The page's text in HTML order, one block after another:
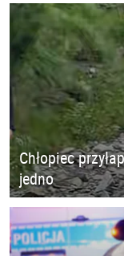
Chłopiec
jedno